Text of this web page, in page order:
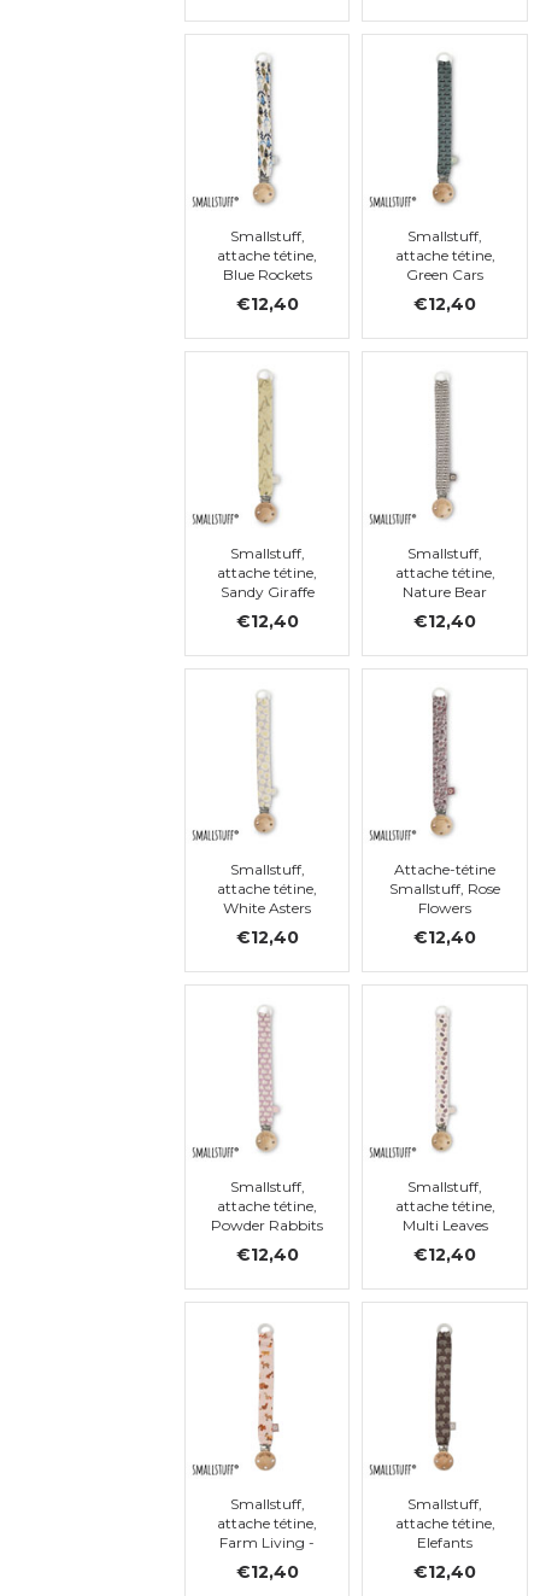
Smallstuff,
attache tétine,
Blue Rockets
€12,40
Smallstuff,
attache tétine,
Green Cars
€12,40
Smallstuff,
attache tétine,
Sandy Giraffe
€12,40
Smallstuff,
attache tétine,
Nature Bear
€12,40
Smallstuff,
attache tétine,
White Asters
€12,40
Attache-tétine
Smallstuff, Rose
Flowers
€12,40
Smallstuff,
attache tétine,
Powder Rabbits
€12,40
Smallstuff,
attache tétine,
Multi Leaves
€12,40
Smallstuff,
attache tétine,
Farm Living -
€12,40
Smallstuff,
attache tétine,
Elefants
€12,40